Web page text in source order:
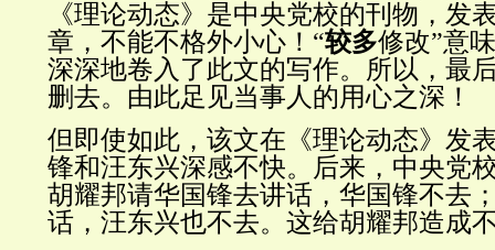
《理论动态》是中央党校的刊物，发
章，不能不格外小心！“较多修改”意
深深地卷入了此文的写作。所以，最
删去。由此足见当事人的用心之深！
但即使如此，该文在《理论动态》发
锋和汪东兴深感不快。后来，中央党
胡耀邦请华国锋去讲话，华国锋不去
话，汪东兴也不去。这给胡耀邦造成